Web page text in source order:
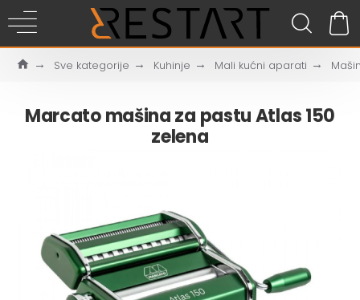
Sve kategorije Kuhinje Mali kućni aparati
Marcato mašina za pastu Atlas 150
zelena